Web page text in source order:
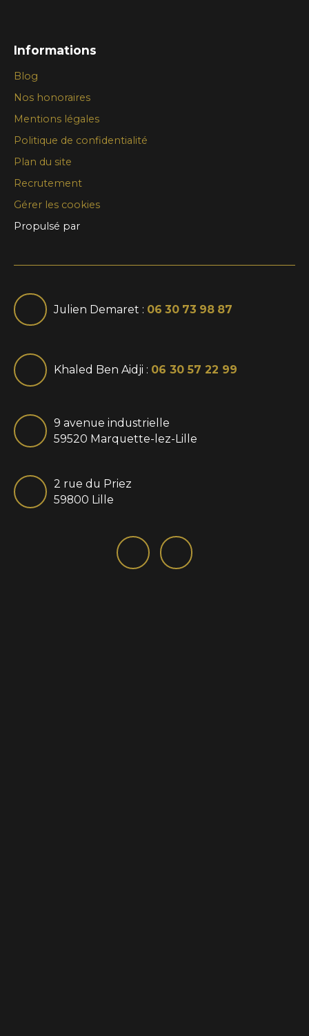
Informations
Blog
Nos honoraires
Mentions légales
Politique de confidentialité
Plan du site
Recrutement
Gérer les cookies
Propulsé par
Julien Demaret : 06 30 73 98 87
Khaled Ben Aidji : 06 30 57 22 99
9 avenue industrielle
59520 Marquette-lez-Lille
2 rue du Priez
59800 Lille